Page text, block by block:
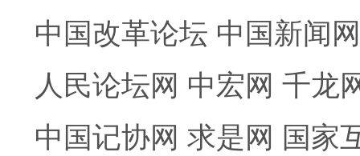
中国改革论坛 中国新闻网
人民论坛网 中宏网 千龙
中国记协网 求是网 国家